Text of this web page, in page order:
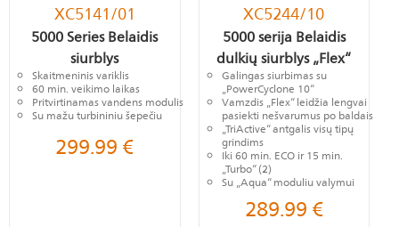
XC5141/01
5000 Series Belaidis
siurblys
Skaitmeninis variklis
60 min. veikimo laikas
Pritvirtinamas vandens modulis
Su mažu turbininiu šepečiu
299.99€
XC5244/10
5000 serija Belaidis
dulkių siurblys „Flex“
Galingas siurbimas su
„PowerCyclone 10“
Vamzdis „Flex“ leidžia lengvai
pasiekti nešvarumus po baldais
„TriActive“ antgalis visų tipų
grindims
Iki 60 min. ECO ir 15 min.
„Turbo“ (2)
Su „Aqua“ moduliu valymui
289.99€